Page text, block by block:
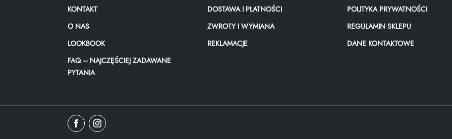
KONTAKT
O NAS
LOOKBOOK
FAQ – NAJCZĘŚCIEJ ZADAWANE
PYTANIA
DOSTAWA I PŁATNOŚCI
ZWROTY I WYMIANA
REKLAMACJE
POLITYKA PRYWATNOŚCI
REGULAMIN SKLEPU
DANE KONTAKTOWE